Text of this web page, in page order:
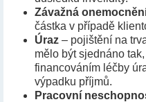
Závažná
částka v případě
Úraz – pojištění na
mělo být sjednáno
financováním léčby
výpadku příjmů.
Pracovní